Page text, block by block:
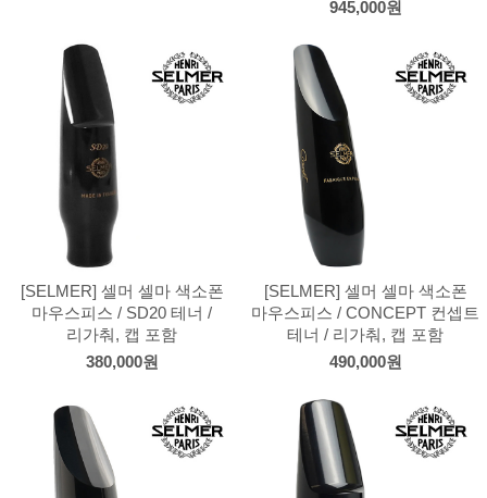
945,000원
[SELMER] 셀머 셀마 색소폰
마우스피스 / SD20 테너 /
리가춰, 캡 포함
380,000원
[SELMER] 셀머 셀마 색소폰
마우스피스 / CONCEPT 컨셉트
테너 / 리가춰, 캡 포함
490,000원